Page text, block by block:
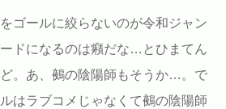
ゴールに絞らないのが令和ジャン
ドになるのは癪だな…とひまてん
。あ、鵺の陰陽師もそうか…。で
はラブコメじゃなくて鵺の陰陽師